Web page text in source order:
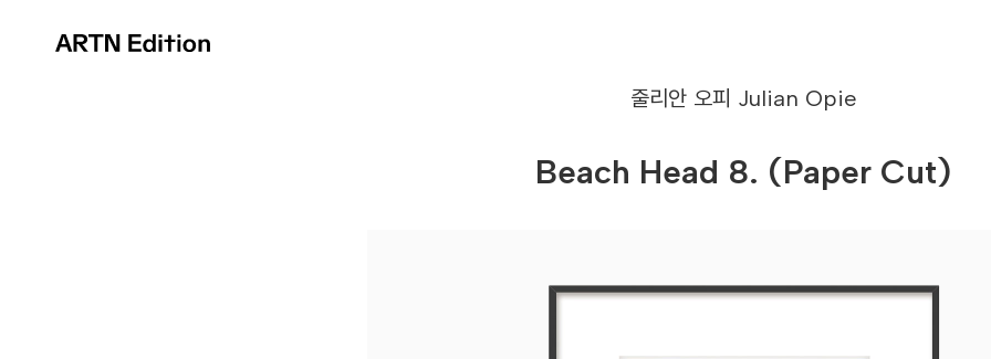
줄리안 오피 Julian Opie
Beach Head 8. (Paper Cut)